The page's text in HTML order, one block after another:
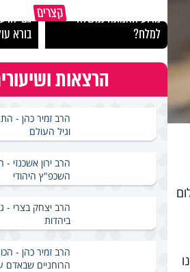
קצרים
מדוע האמונה נמשלה
למלח?
גם
בורא
הרצאות
הרב זמיר כהן -
וגיל העולם
הרב ירון אשכנזי -
השכפ"ץ היהודי
הרב יצחק בצרי -
ביהדות
הרב זמיר כהן -
הרוחניים שבאדם